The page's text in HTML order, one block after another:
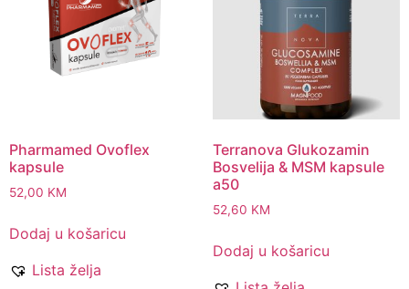
Pharmamed Ovoflex
kapsule
52,00 KM
Dodaj u košaricu
Lista želja
Terranova Glukozamin
Bosvelija & MSM kapsule
a50
52,60 KM
Dodaj u košaricu